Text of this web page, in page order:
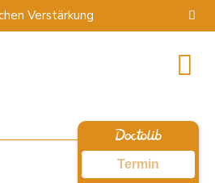
Termin
Verstärkung